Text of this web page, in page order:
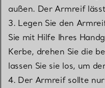
außen. Der Armreif
3. Legen Sie den
Sie mit Hilfe Ihres
Kerbe, drehen Sie die
lassen Sie sie los, um
4. Der Armreif sollte